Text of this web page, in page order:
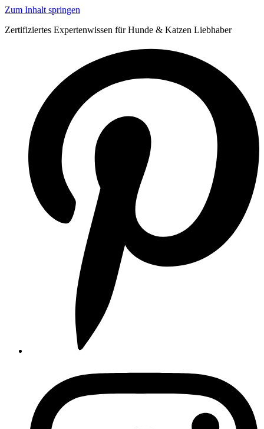
Zum Inhalt springen
Zertifiziertes Expertenwissen für Hunde & Katzen Liebhaber